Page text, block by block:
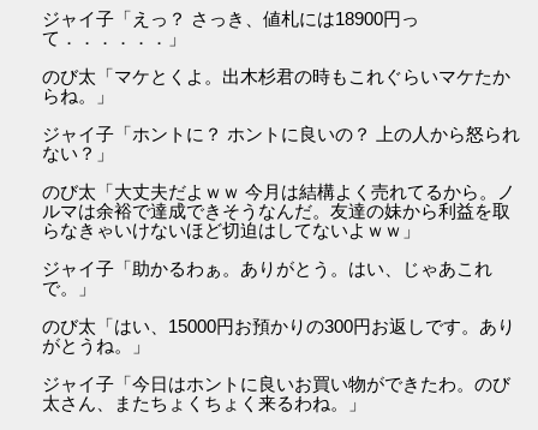
ジャイ子「えっ？ さっき、値札には18900円っ
て．．．．．．」
のび太「マケとくよ。出木杉君の時もこれぐらいマケたか
らね。」
ジャイ子「ホントに？ ホントに良いの？ 上の人から怒られ
ない？」
のび太「大丈夫だよｗｗ 今月は結構よく売れてるから。ノ
ルマは余裕で達成できそうなんだ。友達の妹から利益を取
らなきゃいけないほど切迫はしてないよｗｗ」
ジャイ子「助かるわぁ。ありがとう。はい、じゃあこれ
で。」
のび太「はい、15000円お預かりの300円お返しです。あり
がとうね。」
ジャイ子「今日はホントに良いお買い物ができたわ。のび
太さん、またちょくちょく来るわね。」